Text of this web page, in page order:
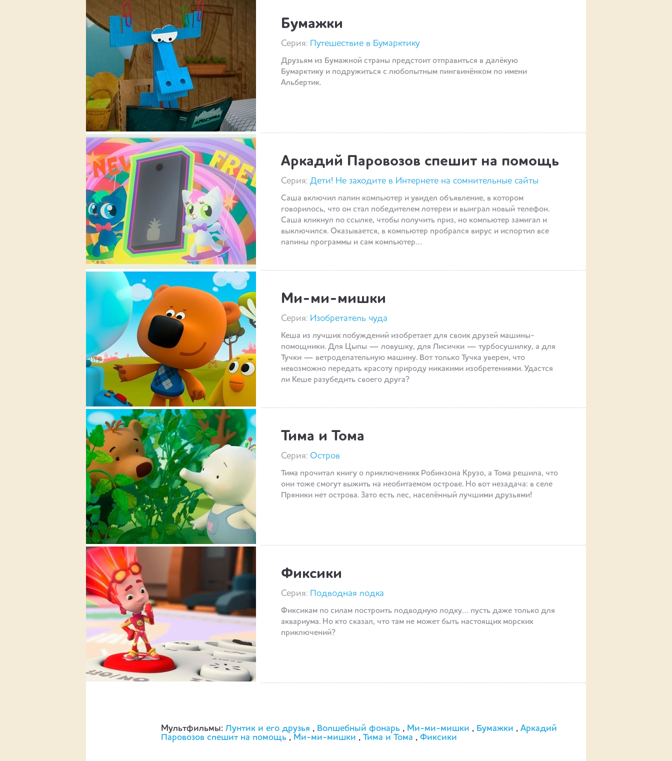
Бумажки
Серия: Путешествие в Бумарктику
Друзьям из Бумажной страны предстоит отправиться в далёкую
Бумарктику и подружиться с любопытным пингвинёнком по имени
Альбертик.
Аркадий Паровозов спешит на помощь
Серия: Дети! Не заходите в Интернете на сомнительные сайты
Саша включил папин компьютер и увидел объявление, в котором
говорилось, что он стал победителем лотереи и выиграл новый телефон.
Саша кликнул по ссылке, чтобы получить приз, но компьютер замигал и
выключился. Оказывается, в компьютер пробрался вирус и испортил все
папины программы и сам компьютер…
Ми-ми-мишки
Серия: Изобретатель чуда
Кеша из лучших побуждений изобретает для своих друзей машины-
помощники. Для Цыпы — ловушку, для Лисички — турбосушилку, а для
Тучки — ветроделательную машину. Вот только Тучка уверен, что
невозможно передать красоту природу никакими изобретениями. Удастся
ли Кеше разубедить своего друга?
Тима и Тома
Серия: Остров
Тима прочитал книгу о приключениях Робинзона Крузо, а Тома решила, что
они тоже смогут выжить на необитаемом острове. Но вот незадача: в селе
Пряники нет острова. Зато есть лес, населённый лучшими друзьями!
Фиксики
Серия: Подводная лодка
Фиксикам по силам построить подводную лодку… пусть даже только для
аквариума. Но кто сказал, что там не может быть настоящих морских
приключений?
Мультфильмы: Лунтик и его друзья , Волшебный фонарь , Ми-ми-мишки , Бумажки , Аркадий
Паровозов спешит на помощь , Ми-ми-мишки , Тима и Тома , Фиксики